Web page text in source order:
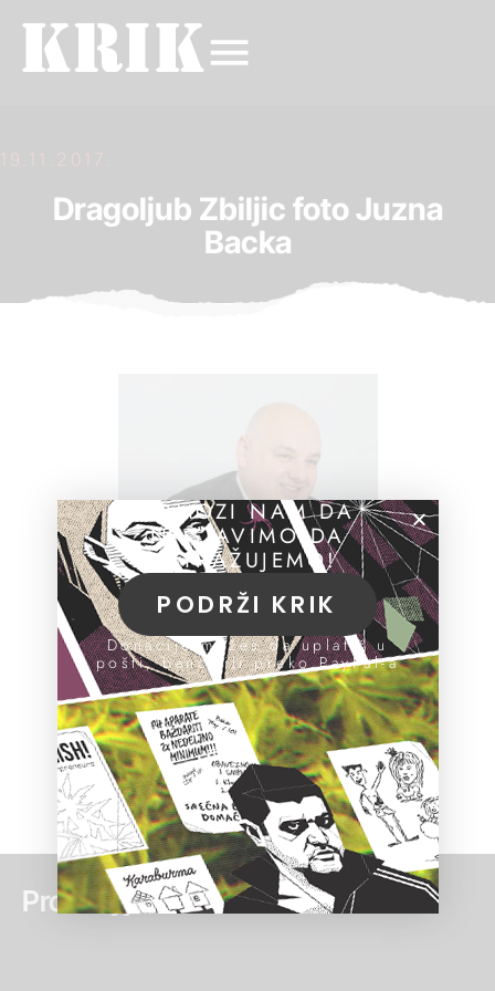
19.11.2017.
Dragoljub Zbiljic foto Juzna
Backa
Pročitaj još:
POMOZI NAM DA
NASTAVIMO DA
ISTRAŽUJEMO!
PODRŽI KRIK
Donacije možeš da uplatiš u
pošti, banci ili preko PayPal-a